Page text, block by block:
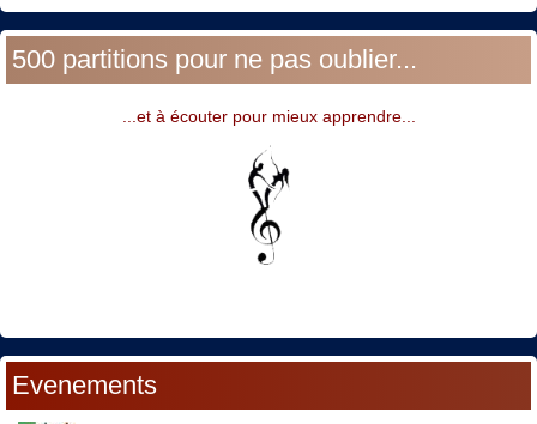
500 partitions pour ne pas oublier...
...et à écouter pour mieux apprendre...
Evenements